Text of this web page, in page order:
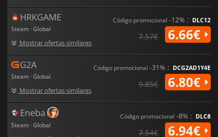
HRKGAME
Steam · Global
Mostrar ofertas similares
Código promocional -12% : DLC12
7.57€ 6.66€
G2A
Steam · Global
Mostrar ofertas similares
Código promocional -31% : DCG2AD1Y4E
9.85€ 6.80€
Eneba
Steam · Global
Código promocional -8% : DLC8
7.54€ 6.94€